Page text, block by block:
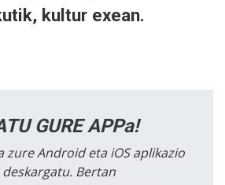
kultur exean.
GURE APPa!
zure Android eta iOS aplikazio
Bertan